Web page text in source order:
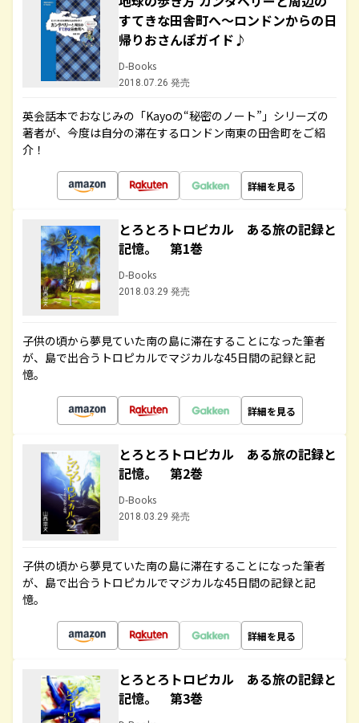
すてきな田舎町へ～ロンドンからの日
帰りおさんぽガイド♪
D-Books
2018.07.26 発売
英会話本でおなじみの「Kayoの“秘密のノート”」シリーズの
著者が、今度は自分の滞在するロンドン南東の田舎町をご紹
介！
詳細を見る
とろとろトロピカル ある旅の記録と
記憶。 第1巻
D-Books
2018.03.29 発売
子供の頃から夢見ていた南の島に滞在することになった筆者
が、島で出合うトロピカルでマジカルな45日間の記録と記
憶。
詳細を見る
とろとろトロピカル ある旅の記録と
記憶。 第2巻
D-Books
2018.03.29 発売
子供の頃から夢見ていた南の島に滞在することになった筆者
が、島で出合うトロピカルでマジカルな45日間の記録と記
憶。
詳細を見る
とろとろトロピカル ある旅の記録と
記憶。 第3巻